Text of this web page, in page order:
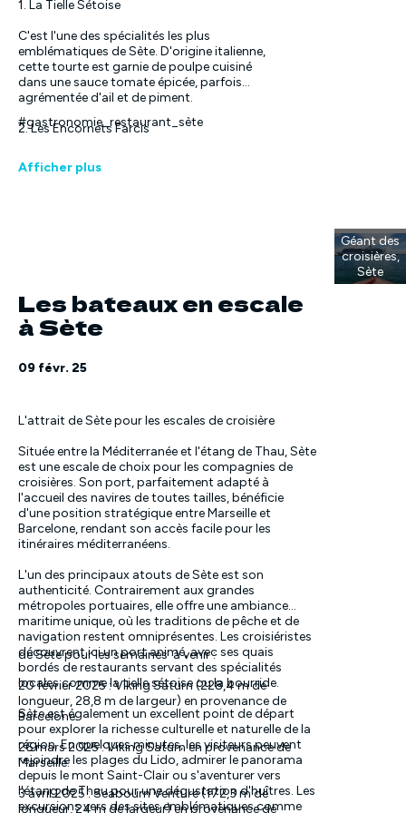
1. La Tielle Sétoise
C'est l'une des spécialités les plus
emblématiques de Sète. D'origine italienne,
cette tourte est garnie de poulpe cuisiné
dans une sauce tomate épicée, parfois
agrémentée d'ail et de piment.
2. Les Encornets Farcis
Les encornets (calamars) sont farcis d'un
mélange de chair à saucisse, de pain, d'ail
un bouillon parfumé au vin blanc et à l'ail,
servie avec une sauce aïoli.
C'est une sorte de ragoût où la seiche est
servie avec du riz ou des pommes de terre.
5. Les Moules et Palourdes Farcies
Ces fruits de mer sont garnis d'un mélange
de chapelure, d'ail, de persil et parfois de
chair à saucisse avant d'être gratinés ou
cuits dans une sauce tomate.
Ce plat est l'exemple parfait de l'influence
italienne à Sète. Il s'agit de pâtes (souvent
des macaronis) accompagnées de
morceaux de viande mijotés dans une
sauce tomate riche et parfumée.
7. Les Zézettes de Sète
Pour le dessert, ces petits biscuits sablés
au vin blanc et parfumés à la vanille sont
une gourmandise locale très appréciée.
Sète, avec son port actif et son riche
patrimoine culinaire, est un véritable
paradis pour les amateurs de poissons et
#gastronomie_restaurant_sète
Afficher plus
Les bateaux en escale
à Sète
09 févr. 25
L'attrait de Sète pour les escales de croisière
Située entre la Méditerranée et l'étang de Thau, Sète
est une escale de choix pour les compagnies de
croisières. Son port, parfaitement adapté à
l'accueil des navires de toutes tailles, bénéficie
d'une position stratégique entre Marseille et
Barcelone, rendant son accès facile pour les
itinéraires méditerranéens.
L'un des principaux atouts de Sète est son
authenticité. Contrairement aux grandes
métropoles portuaires, elle offre une ambiance
maritime unique, où les traditions de pêche et de
navigation restent omniprésentes. Les croisiéristes
découvrent ici un port animé, avec ses quais
bordés de restaurants servant des spécialités
locales comme la tielle sétoise ou la bourride.
Sète est également un excellent point de départ
pour explorer la richesse culturelle et naturelle de la
région. En quelques minutes, les visiteurs peuvent
rejoindre les plages du Lido, admirer le panorama
depuis le mont Saint-Clair ou s'aventurer vers
l'étang de Thau pour une dégustation d'huîtres. Les
excursions vers des sites emblématiques comme
de Sète pour les semaines à venir :
20 février 2025 : Viking Saturn (228,4 m de
longueur, 28,8 m de largeur) en provenance de
Barcelone.
26 mars 2025 : Viking Saturn en provenance de
Marseille.
3 avril 2025 : Seabourn Venture (172,3 m de
longueur, 24 m de largeur) en provenance de
Géant des
croisières,
Sète